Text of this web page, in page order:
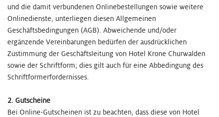
und die damit verbundenen Onlinebestellungen sowie weitere
Onlinedienste, unterliegen diesen Allgemeinen
Geschäftsbedingungen (AGB). Abweichende und/oder
ergänzende Vereinbarungen bedürfen der ausdrücklichen
Zustimmung der Geschäftsleitung von Hotel Krone Churwalden
sowie der Schriftform; dies gilt auch für eine Abbedingung des
Schriftformerfordernisses.
2. Gutscheine
Bei Online-Gutscheinen ist zu beachten, dass diese von Hotel